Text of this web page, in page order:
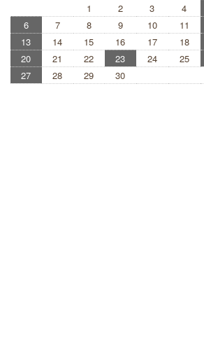
1
2 3
4
6
7 8 9 10
11
13
14 15 16 17
18
20
21 22 23 24
25
27
28 29 30